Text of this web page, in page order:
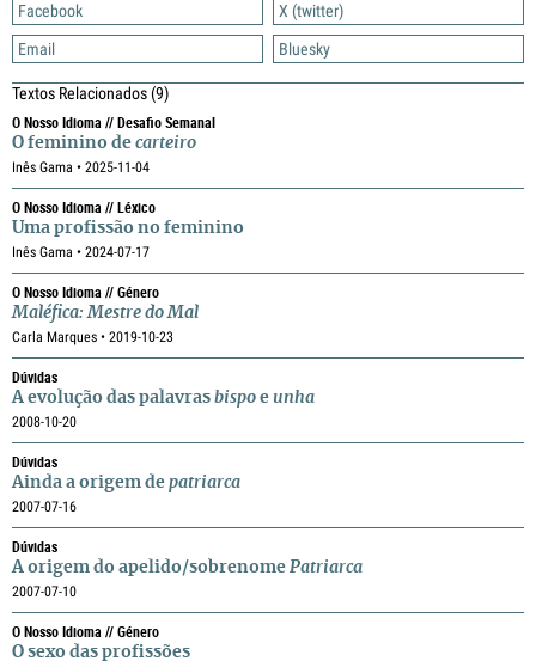
Facebook
X (twitter)
Email
Bluesky
Textos Relacionados(9)
O Nosso Idioma // Desafio Semanal
O feminino de carteiro
Inês Gama • 2025-11-04
O Nosso Idioma // Léxico
Uma profissão no feminino
Inês Gama • 2024-07-17
O Nosso Idioma // Género
Maléfica: Mestre do Mal
Carla Marques • 2019-10-23
Dúvidas
A evolução das palavras bispo e unha
2008-10-20
Dúvidas
Ainda a origem de patriarca
2007-07-16
Dúvidas
A origem do apelido/sobrenome Patriarca
2007-07-10
O Nosso Idioma // Género
O sexo das profissões